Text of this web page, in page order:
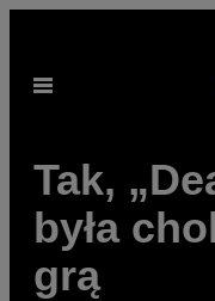
content
Open
Tak,
była
grą